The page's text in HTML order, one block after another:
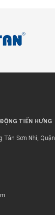
TIẾN HƯNG
Tân Sơn Nhì, Quận